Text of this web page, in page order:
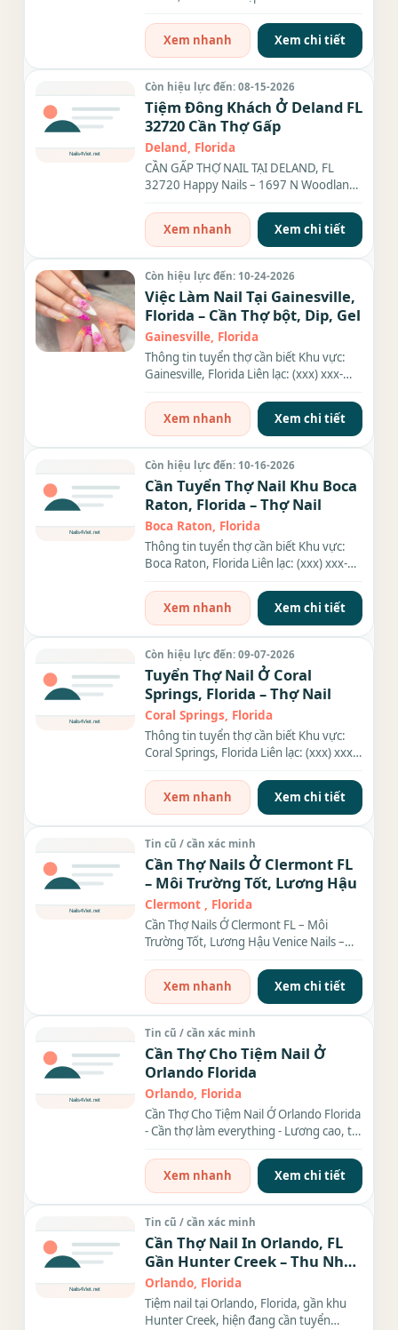
Xem nhanh
Xem chi tiết
Còn hiệu lực đến: 08-15-2026
Tiệm Đông Khách Ở Deland FL
32720 Cần Thợ Gấp
Deland, Florida
CẦN GẤP THỢ NAIL TẠI DELAND, FL
32720 Happy Nails – 1697 N Woodland
Tiệm...
Xem nhanh Xem chi tiết
Còn hiệu lực đến: 10-24-2026
Việc Làm Nail Tại Gainesville,
Florida – Cần Thợ bột, Dip, Gel
Gainesville, Florida
Thông tin tuyển thợ cần biết Khu vực:
Gainesville, Florida Liên lạc: (xxx) xxx-
Xem nhanh
Xem chi tiết
Còn hiệu lực đến: 10-16-2026
Cần Tuyển Thợ Nail Khu Boca
Raton, Florida – Thợ Nail
Boca Raton, Florida
Thông tin tuyển thợ cần biết Khu vực:
Boca Raton, Florida Liên lạc: (xxx) xxx-
Xem nhanh
Xem chi tiết
Còn hiệu lực đến: 09-07-2026
Tuyển Thợ Nail Ở Coral
Springs, Florida – Thợ Nail
Coral Springs, Florida
Thông tin tuyển thợ cần biết Khu vực:
Coral Springs, Florida Liên lạc: (xxx) xxx-
Xem nhanh
Xem chi tiết
Tin cũ / cần xác minh
Cần Thợ Nails Ở Clermont FL
– Môi Trường Tốt, Lương Hậu
Clermont , Florida
Cần Thợ Nails Ở Clermont FL – Môi
Trường Tốt, Lương Hậu Venice Nails –
Xem nhanh
Xem chi tiết
Tin cũ / cần xác minh
Cần Thợ Cho Tiệm Nail Ở
Orlando Florida
Orlando, Florida
Cần Thợ Cho Tiệm Nail Ở Orlando Florida
- Cần thợ làm everything - Lương cao, tip
Xem nhanh
Xem chi tiết
Tin cũ / cần xác minh
Cần Thợ Nail In Orlando, FL
Gần Hunter Creek – Thu Nhập
$1,000-$1,600/Week
Orlando, Florida
Tiệm nail tại Orlando, Florida, gần khu
Hunter Creek, hiện đang cần tuyển